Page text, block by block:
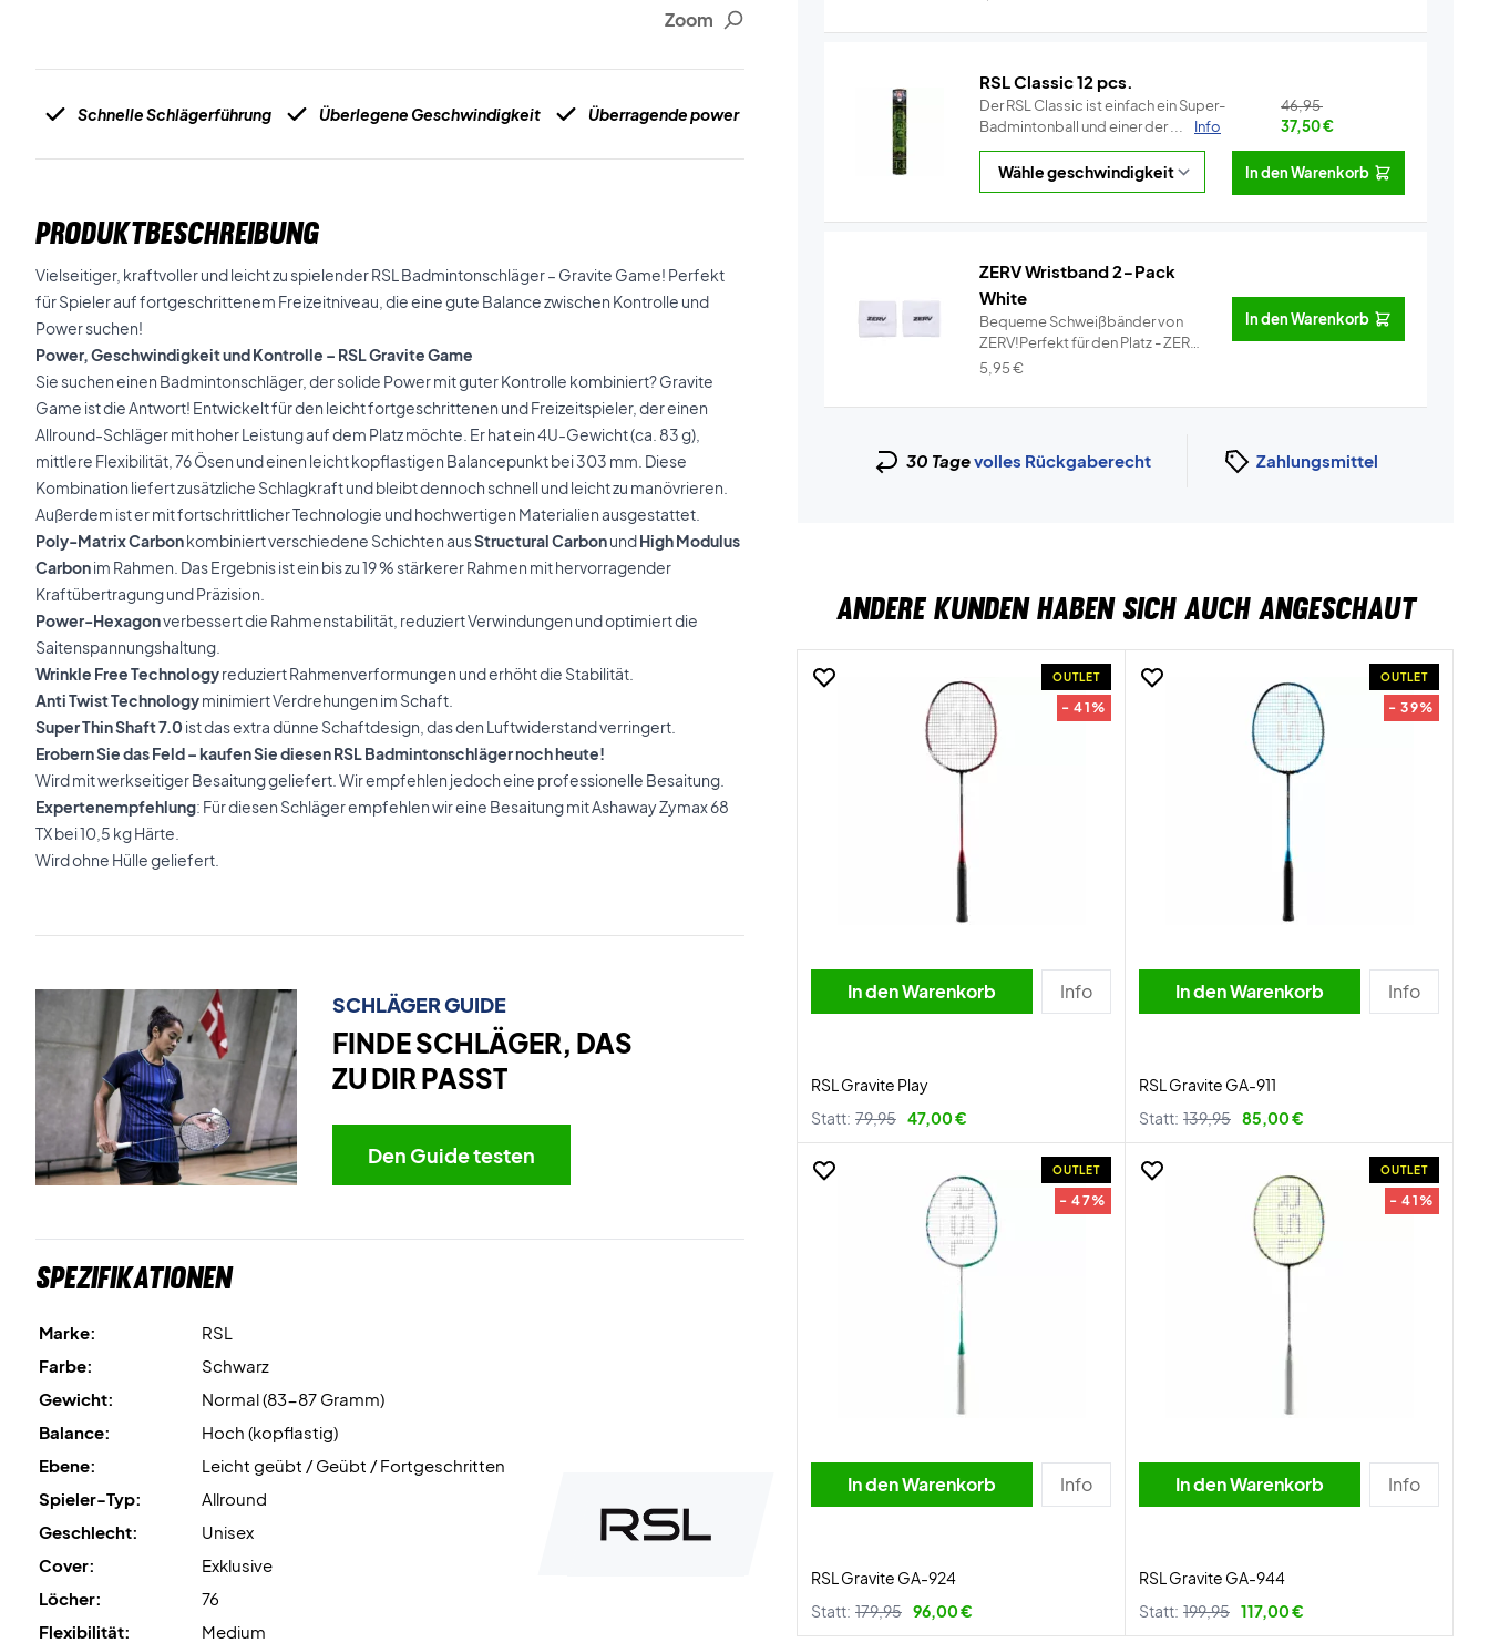
Zoom
Schnelle Schlägerführung Überlegene Geschwindigkeit Überragende power
PRODUKTBESCHREIBUNG
Vielseitiger, kraftvoller und leicht zu spielender RSL Badmintonschläger – Gravite Game! Perfekt
für Spieler auf fortgeschrittenem Freizeitniveau, die eine gute Balance zwischen Kontrolle und
Power suchen!
Power, Geschwindigkeit und Kontrolle – RSL Gravite Game
Sie suchen einen Badmintonschläger, der solide Power mit guter Kontrolle kombiniert? Gravite
Game ist die Antwort! Entwickelt für den leicht fortgeschrittenen und Freizeitspieler, der einen
Allround-Schläger mit hoher Leistung auf dem Platz möchte. Er hat ein 4U-Gewicht (ca. 83 g),
mittlere Flexibilität, 76 Ösen und einen leicht kopflastigen Balancepunkt bei 303 mm. Diese
Kombination liefert zusätzliche Schlagkraft und bleibt dennoch schnell und leicht zu manövrieren.
Außerdem ist er mit fortschrittlicher Technologie und hochwertigen Materialien ausgestattet.
Poly-Matrix Carbonkombiniert verschiedene Schichten ausStructural CarbonundHigh Modulus
Carbonim Rahmen. Das Ergebnis ist ein bis zu 19 % stärkerer Rahmen mit hervorragender
Kraftübertragung und Präzision.
Power-Hexagonverbessert die Rahmenstabilität, reduziert Verwindungen und optimiert die
Saitenspannungshaltung.
Wrinkle Free Technologyreduziert Rahmenverformungen und erhöht die Stabilität.
Anti Twist Technologyminimiert Verdrehungen im Schaft.
Super Thin Shaft 7.0ist das extra dünne Schaftdesign, das den Luftwiderstand verringert.
Erobern Sie das Feld – kaufen Sie diesen RSL Badmintonschläger noch heute!
Wird mit werkseitiger Besaitung geliefert. Wir empfehlen jedoch eine professionelle Besaitung.
Expertenempfehlung: Für diesen Schläger empfehlen wir eine Besaitung mit Ashaway Zymax 68
TX bei 10,5 kg Härte.
Wird ohne Hülle geliefert.
SCHLÄGER GUIDE
FINDE SCHLÄGER, DAS
ZU DIR PASST
Den Guide testen
Spezifikationen
Marke:
RSL
Farbe:
Schwarz
Gewicht:
Normal (83-87 Gramm)
Balance:
Hoch (kopflastig)
Ebene:
Leicht geübt / Geübt / Fortgeschritten
Spieler-Typ:
Allround
Geschlecht:
Unisex
Cover:
Exklusive
Löcher:
76
Flexibilität:
Medium
RSL Classic 12 pcs.
Der RSL Classic ist einfach ein Super-
Badmintonball und einer der ...
Info
46,95
37,50€
In den Warenkorb
ZERV Wristband 2-Pack
White
Bequeme Schweißbänder von
ZERV!Perfekt für den Platz - ZERV
Wri...
5,95€
In den Warenkorb
30 Tagevolles Rückgaberecht Zahlungsmittel
ANDERE KUNDEN HABEN SICH AUCH ANGESCHAUT
OUTLET
- 41%
In den Warenkorb Info
RSL Gravite Play
Statt: 79,95 47,00 €
OUTLET
- 39%
In den Warenkorb Info
RSL Gravite GA-911
Statt: 139,95 85,00 €
OUTLET
- 47%
In den Warenkorb Info
RSL Gravite GA-924
Statt: 179,95 96,00 €
OUTLET
- 41%
In den Warenkorb Info
RSL Gravite GA-944
Statt: 199,95 117,00 €